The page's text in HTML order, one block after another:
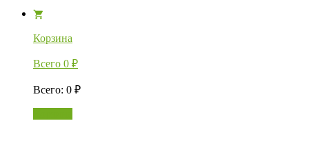
Корзина
Всего 0 ₽
Всего: 0 ₽